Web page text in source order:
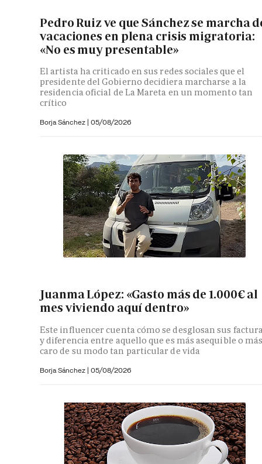
Pedro Ruiz ve que Sánchez se marcha
vacaciones en plena crisis migratoria:
«No es muy presentable»
El artista ha criticado en sus redes sociales que el
presidente del Gobierno decidiera marcharse a la
residencia oficial de La Mareta en un momento tan
crítico
Borja Sánchez | 05/08/2026
Juanma López: «Gasto más de 1.000€ al
mes viviendo aquí dentro»
Este influencer cuenta cómo se desglosan sus
y diferencia entre aquello que es más asequible o
caro de su modo tan particular de vida
Borja Sánchez | 05/08/2026